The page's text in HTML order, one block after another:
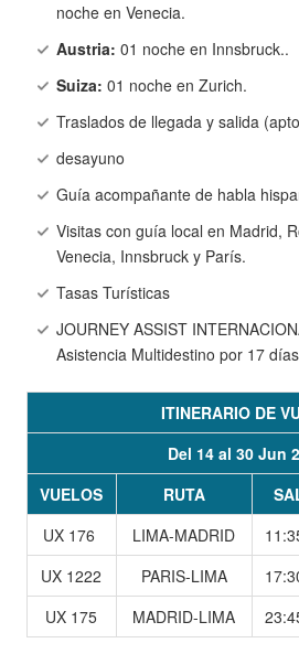
noche en Venecia.
Austria: 01 noche en Innsbruck..
Suiza: 01 noche en Zurich.
Traslados de llegada y salida
desayuno
Guía acompañante de habla
Visitas con guía local en Madrid,
Venecia, Innsbruck y París.
Tasas Turísticas
JOURNEY ASSIST
Asistencia Multidestino por 17
ITINERARIO DE
Del 14 al 30 Jun
VUELOS
RUTA
UX 176
LIMA-MADRID
UX 1222
PARIS-LIMA
UX 175
MADRID-LIMA